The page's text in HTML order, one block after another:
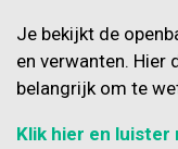
Je bekijkt de
en verwanten. Hier
belangrijk om te
Klik hier en luister